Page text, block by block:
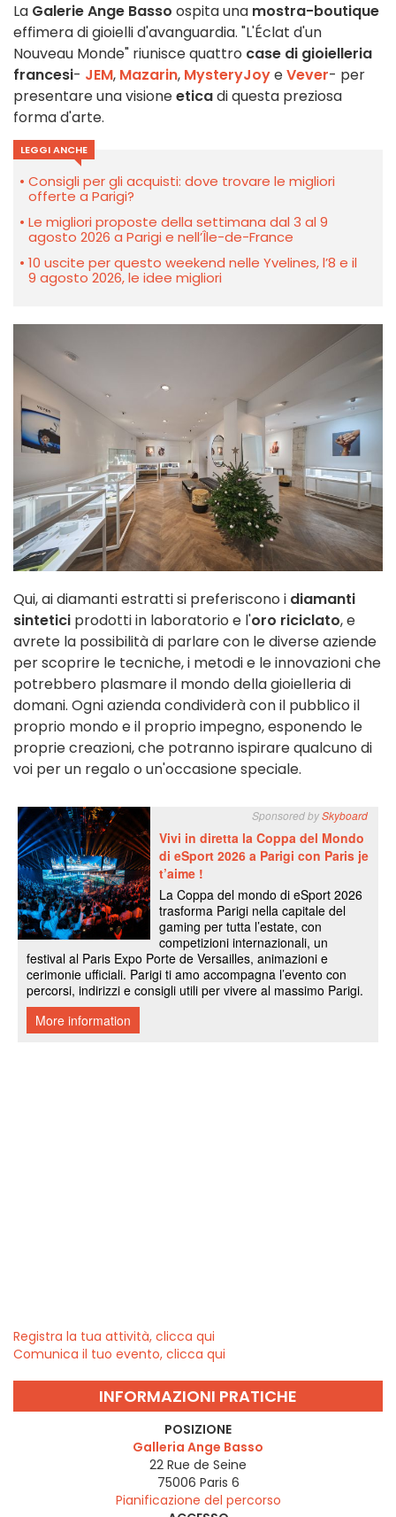
La Galerie Ange Basso ospita una mostra-boutique
effimera di gioielli d'avanguardia. "L'Éclat d'un
Nouveau Monde" riunisce quattro case di gioielleria
francesi- JEM, Mazarin, MysteryJoyeVever- per
presentare una visioneeticadi questa preziosa
forma d'arte.
LEGGI ANCHE
Consigli per gli acquisti: dove trovare le migliori
offerte a Parigi?
Le migliori proposte della settimana dal 3 al 9
agosto 2026 a Parigi e nell’Île-de-France
10 uscite per questo weekend nelle Yvelines, l’8 e il
9 agosto 2026, le idee migliori
Qui, ai diamanti estratti si preferiscono i diamanti
sintetici prodotti in laboratorio e l'oro riciclato, e
avrete la possibilità di parlare con le diverse aziende
per scoprire le tecniche, i metodi e le innovazioni che
potrebbero plasmare il mondo della gioielleria di
domani. Ogni azienda condividerà con il pubblico il
proprio mondo e il proprio impegno, esponendo le
proprie creazioni, che potranno ispirare qualcuno di
voi per un regalo o un'occasione speciale.
Registra la tua attività, clicca qui
Comunica il tuo evento, clicca qui
INFORMAZIONI PRATICHE
POSIZIONE
Galleria Ange Basso
22 Rue de Seine
75006 Paris 6
Pianificazione del percorso